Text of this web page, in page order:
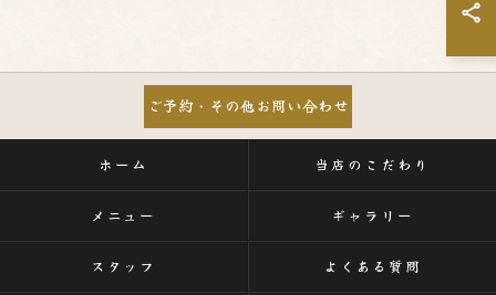
ご予約・その他お問い合わせ
ホーム 当店のこだわり
メニュー ギャラリー
スタッフ よくある質問